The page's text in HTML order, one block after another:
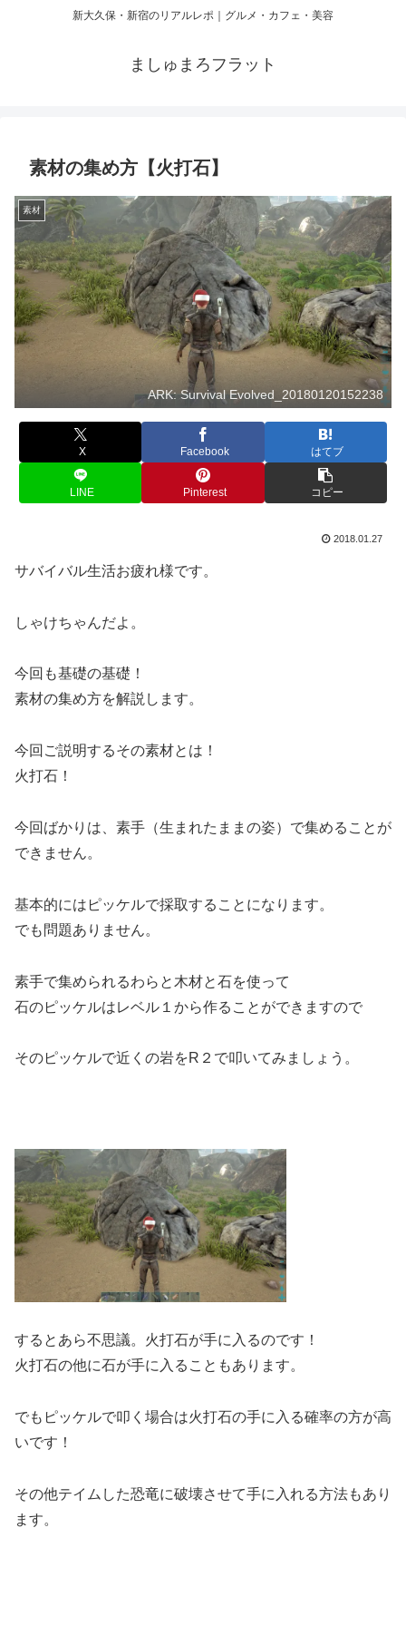
新大久保・新宿のリアルレポ｜グルメ・カフェ・美容
ましゅまろフラット
素材の集め方【火打石】
素材
ARK: Survival Evolved_20180120152238
X Facebook はてブ
LINE Pinterest コピー
2018.01.27
サバイバル生活お疲れ様です。
しゃけちゃんだよ。
今回も基礎の基礎！
素材の集め方を解説します。
今回ご説明するその素材とは！
火打石！
今回ばかりは、素手（生まれたままの姿）で集めることが
できません。
基本的にはピッケルで採取することになります。
でも問題ありません。
素手で集められるわらと木材と石を使って
石のピッケルはレベル１から作ることができますので
そのピッケルで近くの岩をR２で叩いてみましょう。
するとあら不思議。火打石が手に入るのです！
火打石の他に石が手に入ることもあります。
でもピッケルで叩く場合は火打石の手に入る確率の方が高
いです！
その他テイムした恐竜に破壊させて手に入れる方法もあり
ます。